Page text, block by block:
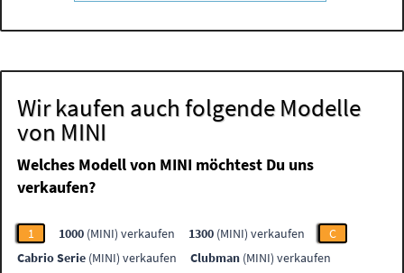
Wir kaufen auch folgende Modelle
von MINI
Welches Modell von MINI möchtest Du uns
verkaufen?
1 1000 (MINI) verkaufen 1300 (MINI) verkaufen
C
Cabrio Serie (MINI) verkaufen Clubman (MINI) verkaufen